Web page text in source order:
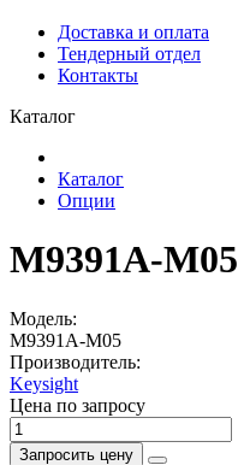
Доставка и оплата
Тендерный отдел
Контакты
Каталог
Каталог
Опции
M9391A-M05
Модель:
M9391A-M05
Производитель:
Keysight
Цена по запросу
Запросить цену